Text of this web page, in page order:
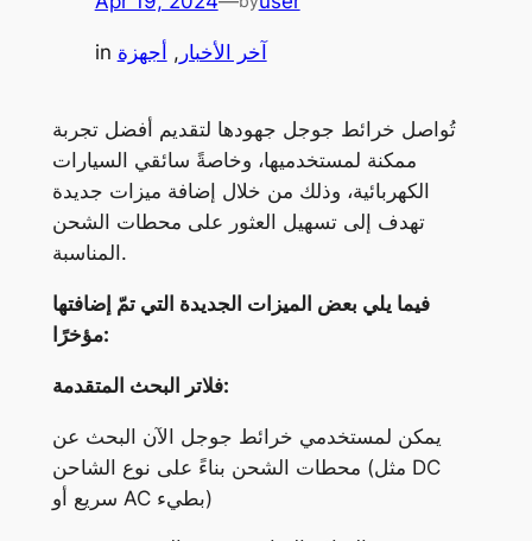
in آخر الأخبار , أجهزة
تُواصل خرائط جوجل جهودها لتقديم أفضل تجربة
ممكنة لمستخدميها، وخاصةً سائقي السيارات
الكهربائية، وذلك من خلال إضافة ميزات جديدة
تهدف إلى تسهيل العثور على محطات الشحن
المناسبة.
فيما يلي بعض الميزات الجديدة التي تمّ إضافتها
مؤخرًا:
فلاتر البحث المتقدمة:
يمكن لمستخدمي خرائط جوجل الآن البحث عن
محطات الشحن بناءً على نوع الشاحن (مثل DC
سريع أو AC بطيء)